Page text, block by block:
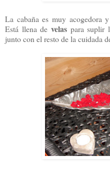
La cabaña es muy acogedora
Está llena de velas para suplir
junto con el resto de la cuidada